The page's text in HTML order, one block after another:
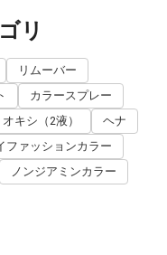
リ
リムーバー
カラースプレー
オキシ（2液）
ヘナ
ファッションカラー
ノンジアミンカラー